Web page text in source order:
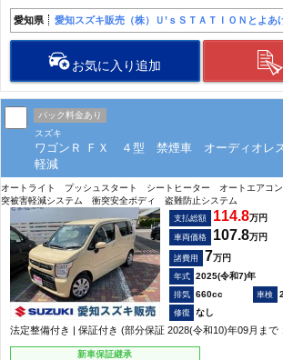
愛知県 愛知スズキ販売（株）Ｕ’ｓＳＴＡＴＩＯＮとよあ
お気に入り追加
パック料金あり
スズキ
ワゴンＲ ＦＸ ４型 禁煙車 オーディオレ
軽減
オートライト プッシュスタート シートヒーター オートエア
突被害軽減システム 衝突安全ボディ 盗難防止システム
支払総額 114.8万円
車両価格 107.8万円
諸費用 7万円
2025(令和7)年
660cc
なし
法定整備付き | 保証付き (部分保証 2028(令和10)年09月まで
新車保証継承